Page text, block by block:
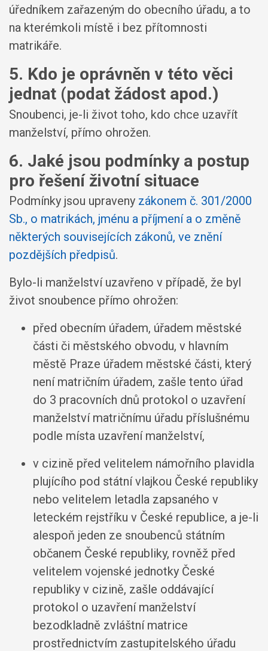
úředníkem zařazeným do obecního úřadu, a to
na kterémkoli místě i bez přítomnosti
matrikáře.
5. Kdo je oprávněn v této věci
jednat (podat žádost apod.)
Snoubenci, je-li život toho, kdo chce uzavřít
manželství, přímo ohrožen.
6. Jaké jsou podmínky a postup
pro řešení životní situace
Podmínky jsou upraveny zákonem č. 301/2000
Sb., o matrikách, jménu a příjmení a o změně
některých souvisejících zákonů, ve znění
pozdějších předpisů.
Bylo-li manželství uzavřeno v případě, že byl
život snoubence přímo ohrožen:
před obecním úřadem, úřadem městské
části či městského obvodu, v hlavním
městě Praze úřadem městské části, který
není matričním úřadem, zašle tento úřad
do 3 pracovních dnů protokol o uzavření
manželství matričnímu úřadu příslušnému
podle místa uzavření manželství,
v cizině před velitelem námořního plavidla
plujícího pod státní vlajkou České republiky
nebo velitelem letadla zapsaného v
leteckém rejstříku v České republice, a je-li
alespoň jeden ze snoubenců státním
občanem České republiky, rovněž před
velitelem vojenské jednotky České
republiky v cizině, zašle oddávající
protokol o uzavření manželství
bezodkladně zvláštní matrice
prostřednictvím zastupitelského úřadu